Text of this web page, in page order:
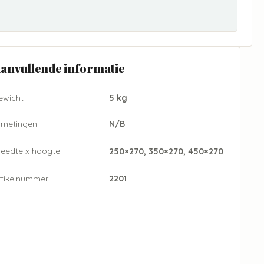
informatie
5 kg
N/B
x hoogte 250×270, 350×270, 450×270
2201